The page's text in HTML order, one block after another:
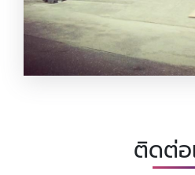
จำหน่ายรถฟอร์คลิ
ติดต่อ